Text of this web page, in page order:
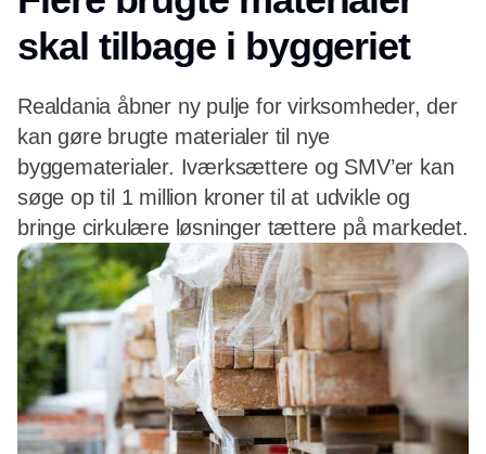
skal tilbage i byggeriet
Realdania åbner ny pulje for virksomheder, der
kan gøre brugte materialer til nye
byggematerialer. Iværksættere og SMV’er kan
søge op til 1 million kroner til at udvikle og
bringe cirkulære løsninger tættere på markedet.